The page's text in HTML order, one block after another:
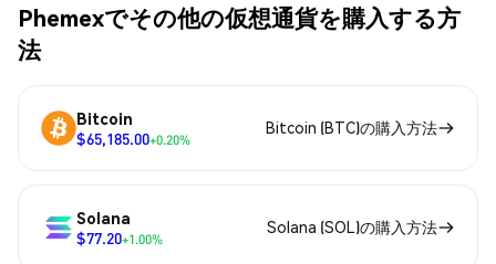
Phemexでその他の仮想通貨を購入する方
法
Bitcoin
$65,185.00+0.20%
Bitcoin (BTC)の購入方法
Solana
$77.20+1.00%
Solana (SOL)の購入方法